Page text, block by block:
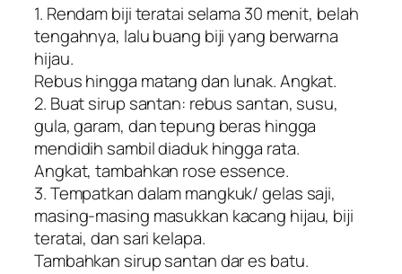
1. Rendam biji teratai selama 30 menit, belah
tengahnya, lalu buang biji yang berwarna
hijau.
Rebus hingga matang dan lunak. Angkat.
2. Buat sirup santan: rebus santan, susu,
gula, garam, dan tepung beras hingga
mendidih sambil diaduk hingga rata.
Angkat, tambahkan rose essence.
3. Tempatkan dalam mangkuk/ gelas saji,
masing-masing masukkan kacang hijau, biji
teratai, dan sari kelapa.
Tambahkan sirup santan dar es batu.